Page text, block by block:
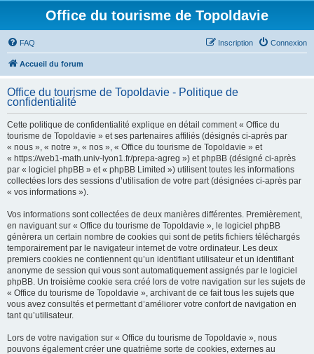
Office du tourisme de Topoldavie
FAQ Connexion
Inscription
Accueil du forum
Office du tourisme de Topoldavie - Politique de
confidentialité
Cette politique de confidentialité explique en détail comment « Office du
tourisme de Topoldavie » et ses partenaires affiliés (désignés ci-après par
« nous », « notre », « nos », « Office du tourisme de Topoldavie » et
« https://web1-math.univ-lyon1.fr/prepa-agreg ») et phpBB (désigné ci-après
par « logiciel phpBB » et « phpBB Limited ») utilisent toutes les informations
collectées lors des sessions d’utilisation de votre part (désignées ci-après par
« vos informations »).
Vos informations sont collectées de deux manières différentes. Premièrement,
en naviguant sur « Office du tourisme de Topoldavie », le logiciel phpBB
génèrera un certain nombre de cookies qui sont de petits fichiers téléchargés
temporairement par le navigateur internet de votre ordinateur. Les deux
premiers cookies ne contiennent qu’un identifiant utilisateur et un identifiant
anonyme de session qui vous sont automatiquement assignés par le logiciel
phpBB. Un troisième cookie sera créé lors de votre navigation sur les sujets de
« Office du tourisme de Topoldavie », archivant de ce fait tous les sujets que
vous avez consultés et permettant d’améliorer votre confort de navigation en
tant qu’utilisateur.
Lors de votre navigation sur « Office du tourisme de Topoldavie », nous
pouvons également créer une quatrième sorte de cookies, externes au